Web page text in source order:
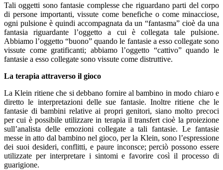
Tali oggetti sono fantasie complesse che riguardano parti del corpo
di persone importanti, vissute come benefiche o come minacciose,
ogni pulsione è quindi accompagnata da un “fantasma” cioè da una
fantasia riguardante l’oggetto a cui è collegata tale pulsione.
Abbiamo l’oggetto “buono” quando le fantasie a esso collegate sono
vissute come gratificanti; abbiamo l’oggetto “cattivo” quando le
fantasie a esso collegate sono vissute come distruttive.
La terapia attraverso il gioco
La Klein ritiene che si debbano fornire al bambino in modo chiaro e
diretto le interpretazioni delle sue fantasie. Inoltre ritiene che le
fantasie di bambini relative ai propri genitori, siano molto precoci
per cui è possibile utilizzare in terapia il transfert cioè la proiezione
sull’analista delle emozioni collegate a tali fantasie. Le fantasie
messe in atto dal bambino nel gioco, per la Klein, sono l’espressione
dei suoi desideri, conflitti, e paure inconsce; perciò possono essere
utilizzate per interpretare i sintomi e favorire così il processo di
guarigione.